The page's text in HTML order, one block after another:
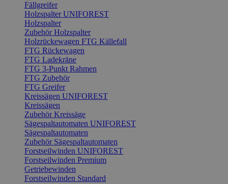
Fällgreifer
Holzspalter UNIFOREST
Holzspalter
Zubehör Holzspalter
Holzrückewagen FTG Källefall
FTG Rückewagen
FTG Ladekräne
FTG 3-Punkt Rahmen
FTG Zubehör
FTG Greifer
Kreissägen UNIFOREST
Kreissägen
Zubehör Kreissäge
Sägespaltautomaten UNIFOREST
Sägespaltautomaten
Zubehör Sägespaltautomaten
Forstseilwinden UNIFOREST
Forstseilwinden Premium
Getriebewinden
Forstseilwinden Standard